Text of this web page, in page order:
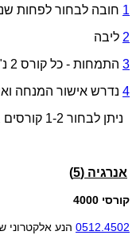
1 חובה לבחור לפחות
2 ליבה
3 התמחות - כל קורס 2 נ"ז. יש לבחור מהרשימה 4-6 קורסים
4 נדרש אישור המנחה
ניתן לבחור 1-2 קורסים במקום קורסי 7000
אנרגיה (5)
קורסי 4000
0512.4502 הנע אלקטרוני